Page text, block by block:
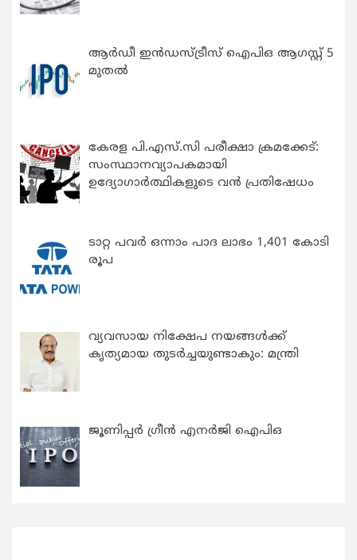
ആർഡീ ഇൻഡസ്ട്രീസ് ഐപിഒ ആഗസ്റ്റ് 5
മുതൽ
കേരള പി.എസ്.സി പരീക്ഷാ ക്രമക്കേട്:
സംസ്ഥാനവ്യാപകമായി
ഉദ്യോഗാര്‍ത്ഥികളുടെ വന്‍ പ്രതിഷേധം
ടാറ്റ പവർ ഒന്നാം പാദ ലാഭം 1,401 കോടി
രൂപ
വ്യവസായ നിക്ഷേപ നയങ്ങള്‍ക്ക്
കൃത്യമായ തുടര്‍ച്ചയുണ്ടാകും: മന്ത്രി
ജൂണിപ്പർ ഗ്രീൻ എനർജി ഐപിഒ